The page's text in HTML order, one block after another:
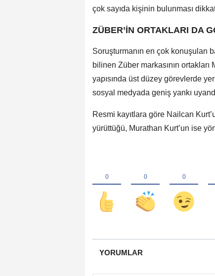
çok sayıda kişinin bulunması
ZÜBER’İN ORTAKLARI DA
Soruşturmanın en çok konuşulan
bilinen Züber markasının
yapısında üst düzey görevlerde
sosyal medyada geniş yankı
Resmi kayıtlara göre Nailcan
yürüttüğü, Murathan Kurt’un ise
YORUMLAR